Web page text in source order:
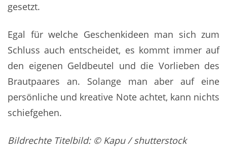
gesetzt.
Egal für welche Geschenkideen man sich zum
Schluss auch entscheidet, es kommt immer auf
den eigenen Geldbeutel und die Vorlieben des
Brautpaares an. Solange man aber auf eine
persönliche und kreative Note achtet, kann nichts
schiefgehen.
Bildrechte Titelbild: © Kapu / shutterstock